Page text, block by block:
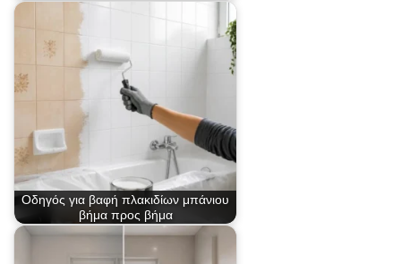
Οδηγός για βαφή πλακιδίων μπάνιου
βήμα προς βήμα